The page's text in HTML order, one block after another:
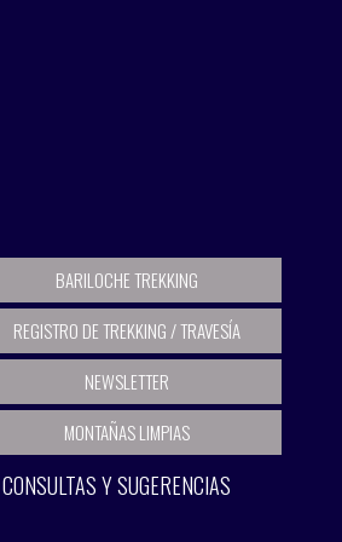
BARILOCHE TREKKING
REGISTRO DE TREKKING / TRAVESÍA
NEWSLETTER
MONTAÑAS LIMPIAS
CONSULTAS Y SUGERENCIAS